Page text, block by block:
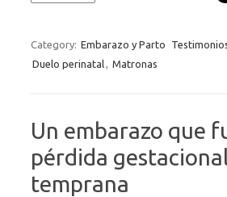
Category: Embarazo y Parto
Duelo perinatal, Matronas
Un embarazo que
pérdida
temprana